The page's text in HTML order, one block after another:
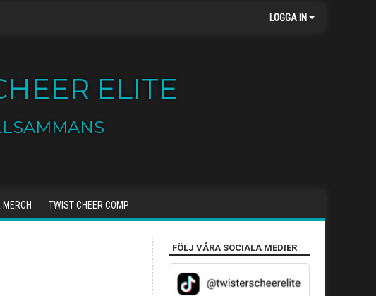
LOGGA IN
ELITE
MERCH TWIST CHEER COMP
FÖLJ VÅRA SOCIALA MEDIER